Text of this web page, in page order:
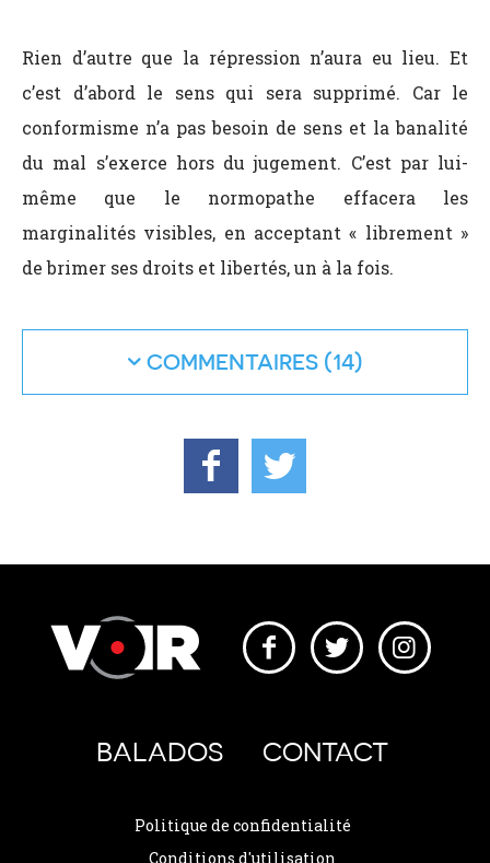
Rien d’autre que la répression n’aura eu lieu. Et
c’est d’abord le sens qui sera supprimé. Car le
conformisme n’a pas besoin de sens et la banalité
du mal s’exerce hors du jugement. C’est par lui-
même que le normopathe effacera les
marginalités visibles, en acceptant « librement »
de brimer ses droits et libertés, un à la fois.
COMMENTAIRES
BALADOS CONTACT
Politique de confidentialité
Conditions d'utilisation